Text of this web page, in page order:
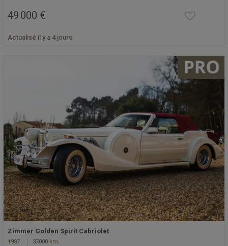
49 000 €
Actualisé il y a 4 jours
Zimmer Golden Spirit Cabriolet
1987 37000 km